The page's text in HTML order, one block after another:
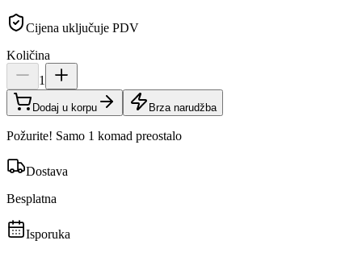
Cijena uključuje PDV
Količina
1
Dodaj u korpu Brza narudžba
Požurite! Samo 1 komad preostalo
Dostava
Besplatna
Isporuka